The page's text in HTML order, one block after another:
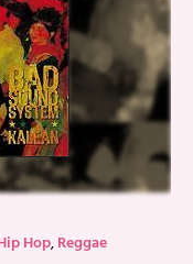
Hop,Reggae